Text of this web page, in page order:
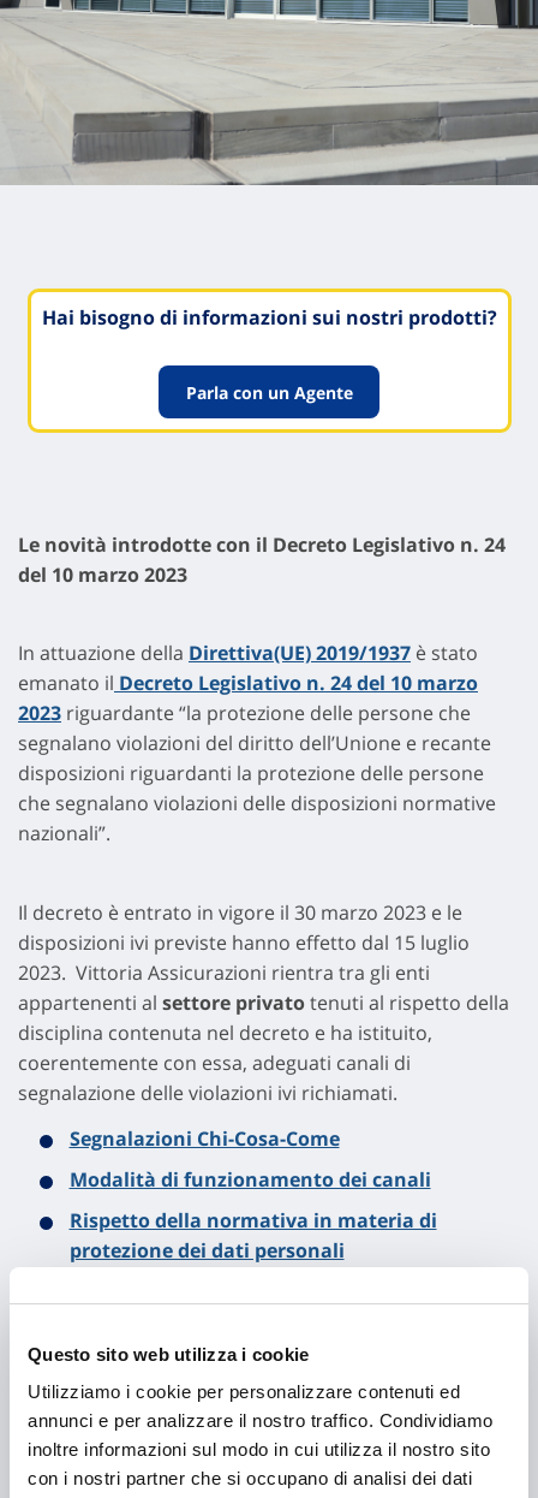
Questo sito web utilizza i cookie
Utilizziamo i cookie per personalizzare contenuti ed
annunci e per analizzare il nostro traffico. Condividiamo
inoltre informazioni sul modo in cui utilizza il nostro sito
con i nostri partner che si occupano di analisi dei dati
Hai bisogno di informazioni sui nostri prodotti?
Parla con un Agente
Le novità introdotte con il Decreto Legislativo n. 24
del 10 marzo 2023
In attuazione della Direttiva(UE) 2019/1937 è stato
emanato il Decreto Legislativo n. 24 del 10 marzo
2023 riguardante “la protezione delle persone che
segnalano violazioni del diritto dell’Unione e recante
disposizioni riguardanti la protezione delle persone
che segnalano violazioni delle disposizioni normative
nazionali”.
Il decreto è entrato in vigore il 30 marzo 2023 e le
disposizioni ivi previste hanno effetto dal 15 luglio
2023. Vittoria Assicurazioni rientra tra gli enti
appartenenti al settore privatotenuti al rispetto della
disciplina contenuta nel decreto e ha istituito,
coerentemente con essa, adeguati canali di
segnalazione delle violazioni ivi richiamati.
Segnalazioni Chi-Cosa-Come
Modalità di funzionamento dei canali
Rispetto della normativa in materia di
protezione dei dati personali
Istruzioni operative per l’uso della piattaforma